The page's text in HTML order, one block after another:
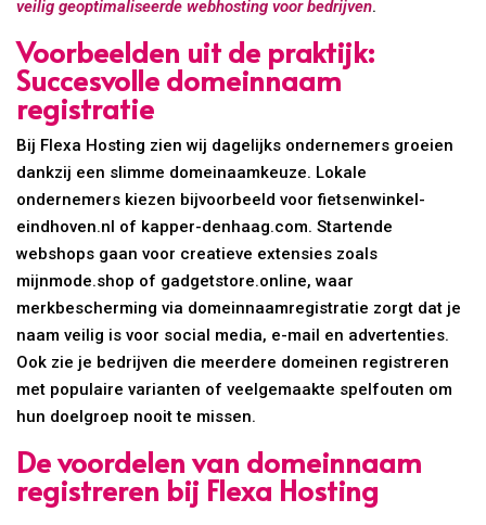
veilig geoptimaliseerde webhosting voor bedrijven.
Voorbeelden uit de praktijk:
Succesvolle domeinnaam
registratie
Bij Flexa Hosting zien wij dagelijks ondernemers groeien
dankzij een slimme domeinaamkeuze. Lokale
ondernemers kiezen bijvoorbeeld voor fietsenwinkel-
eindhoven.nl of kapper-denhaag.com. Startende
webshops gaan voor creatieve extensies zoals
mijnmode.shop of gadgetstore.online, waar
merkbescherming via domeinnaamregistratie zorgt dat je
naam veilig is voor social media, e-mail en advertenties.
Ook zie je bedrijven die meerdere domeinen registreren
met populaire varianten of veelgemaakte spelfouten om
hun doelgroep nooit te missen.
De voordelen van domeinnaam
registreren bij Flexa Hosting